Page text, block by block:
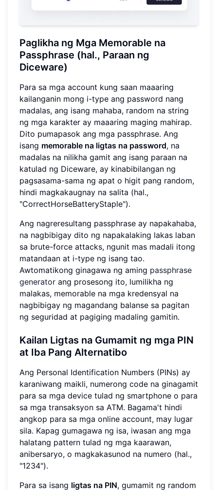
Paglikha ng Mga Memorable na
Passphrase (hal., Paraan ng
Diceware)
Para sa mga account kung saan maaaring
kailanganin mong i-type ang password nang
madalas, ang isang mahaba, random na string
ng mga karakter ay maaaring maging mahirap.
Dito pumapasok ang mga passphrase. Ang
isang memorable na ligtas na password, na
madalas na nilikha gamit ang isang paraan na
katulad ng Diceware, ay kinabibilangan ng
pagsasama-sama ng apat o higit pang random,
hindi magkakaugnay na salita (hal.,
"CorrectHorseBatteryStaple").
Ang nagreresultang passphrase ay napakahaba,
na nagbibigay dito ng napakalaking lakas laban
sa brute-force attacks, ngunit mas madali itong
matandaan at i-type ng isang tao.
Awtomatikong ginagawa ng aming passphrase
generator ang prosesong ito, lumilikha ng
malakas, memorable na mga kredensyal na
nagbibigay ng magandang balanse sa pagitan
ng seguridad at pagiging madaling gamitin.
Kailan Ligtas na Gumamit ng mga PIN
at Iba Pang Alternatibo
Ang Personal Identification Numbers (PINs) ay
karaniwang maikli, numerong code na ginagamit
para sa mga device tulad ng smartphone o para
sa mga transaksyon sa ATM. Bagama't hindi
angkop para sa mga online account, may lugar
sila. Kapag gumagawa ng isa, iwasan ang mga
halatang pattern tulad ng mga kaarawan,
anibersaryo, o magkakasunod na numero (hal.,
"1234").
Para sa isang ligtas na PIN, gumamit ng random